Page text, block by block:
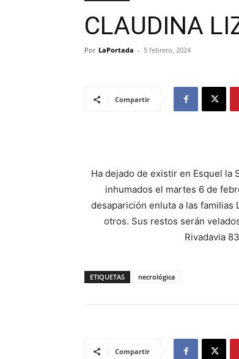
CLAUDINA
Por LaPortada - 5 febrero, 2024
Compartir
Ha dejado de existir en Esquel la
inhumados el martes 6 de
desaparición enluta a las familias
otros. Sus restos serán
Rivadavia
ETIQUETAS necrológica
Compartir